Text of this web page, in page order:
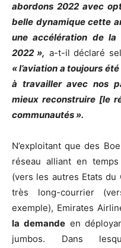
abordons 2022 avec
belle dynamique cette
une accélération de la
2022 », a-t-il déclaré
« l’aviation a toujours
à travailler avec nos
mieux reconstruire [le
communautés ».
N’exploitant que des
réseau alliant en
(vers les autres Etats
très long-courrier
exemple), Emirates
la demandeen
jumbos. Dans